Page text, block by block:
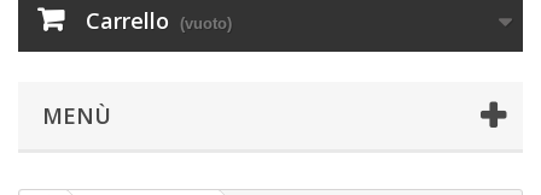
Carrello (vuoto)
MENÙ